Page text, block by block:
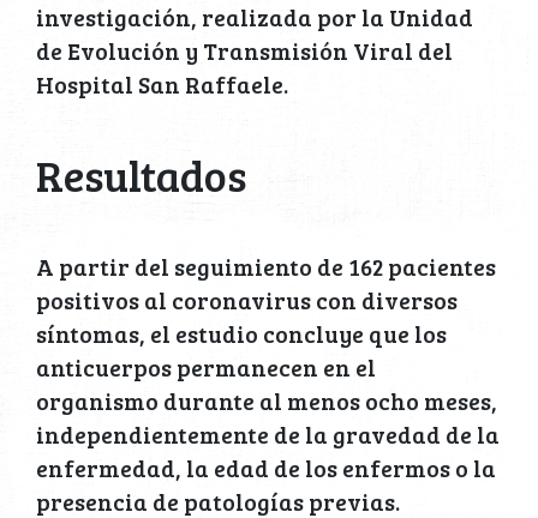
investigación, realizada por la Unidad
de Evolución y Transmisión Viral del
Hospital San Raffaele.
Resultados
A partir del seguimiento de 162 pacientes
positivos al coronavirus con diversos
síntomas, el estudio concluye que los
anticuerpos permanecen en el
organismo durante al menos ocho meses,
independientemente de la gravedad de la
enfermedad, la edad de los enfermos o la
presencia de patologías previas.